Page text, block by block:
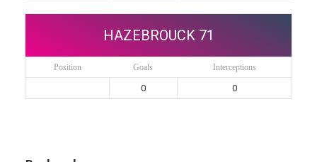
HAZEBROUCK 71
Position Goals Interceptions
0 0